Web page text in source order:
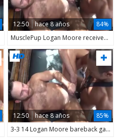
12:50 hace 8 años
84%
MusclePup Logan Moore receives bunch banged & Barebacked bang
12:50 hace 8 años
85%
3-3 14 Logan Moore bareback gang gangbanged